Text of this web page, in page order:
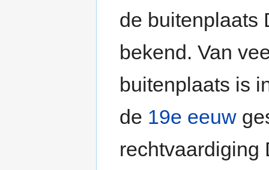
de buitenplaats
bekend. Van
buitenplaats is
de 19e eeuw
rechtvaardiging